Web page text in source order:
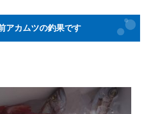
アカムツの釣果です